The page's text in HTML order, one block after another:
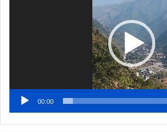
00:00